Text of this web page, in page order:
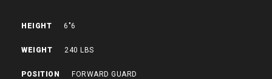
HEIGHT 6″6
WEIGHT 240 LBS
POSITION FORWARD GUARD